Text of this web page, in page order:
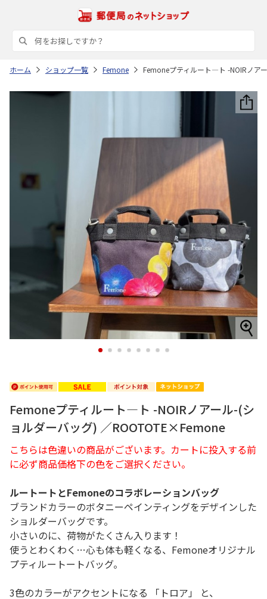
ホーム ショップ一覧 Femone Femoneプティルート―ト -NOIRノア
1 2 3 4 5 6 7 8
Femoneプティルート―ト -NOIRノアール-(シ
ョルダーバッグ) ／ROOTOTE×Femone
こちらは色違いの商品がございます。カートに投入する前
に必ず商品価格下の色をご選択ください。
ルートートとFemoneのコラボレーションバッグ
ブランドカラーのボタニーペインティングをデザインした
ショルダーバッグです。
小さいのに、荷物がたくさん入ります！
使うとわくわく…心も体も軽くなる、Femoneオリジナル
プティルートートバッグ。
3色のカラーがアクセントになる 「トロア」 と、